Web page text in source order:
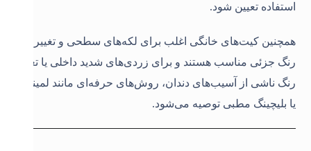
استفاده تعیین شود.
همچنین کیت‌های خانگی اغلب برای لکه‌های سطحی و تغییر
رنگ جزئی مناسب هستند و برای زردی‌های شدید داخلی یا تغییر
رنگ ناشی از آسیب‌های دندان، روش‌های حرفه‌ای مانند لمینت
یا بلیچینگ مطبی توصیه می‌شود.